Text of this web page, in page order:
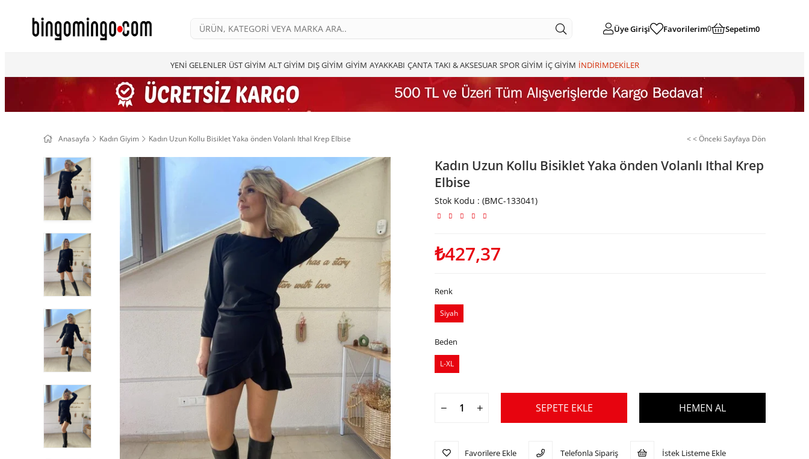
Üye Girişi Favorilerim0 Sepetim0
YENİ GELENLER ÜST GİYİM ALT GİYİM DIŞ GİYİM GİYİM AYAKKABI ÇANTA TAKI & AKSESUAR SPOR GİYİM İÇ GİYİM İNDİRİMDEKİLER
Anasayfa Kadın Giyim Kadın Uzun Kollu Bisiklet Yaka önden Volanlı Ithal Krep Elbise < < Önceki Sayfaya Dön
Kadın Uzun Kollu Bisiklet Yaka önden Volanlı Ithal Krep
Elbise
Stok Kodu (BMC-133041)
₺427,37
Renk
Siyah
Beden
L-XL
Favorilere Ekle Telefonla Sipariş İstek Listeme Ekle